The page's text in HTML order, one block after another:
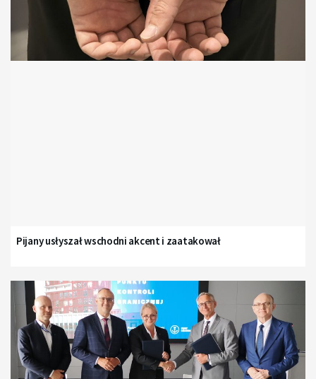
Pijany usłyszał wschodni akcent i zaatakował